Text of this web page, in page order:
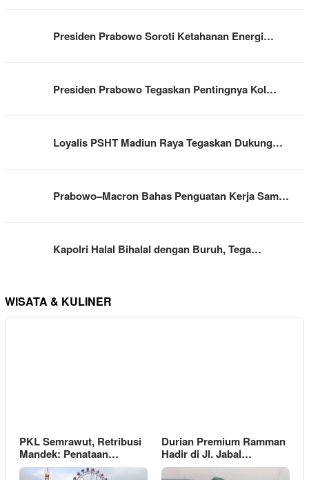
Presiden Prabowo Soroti Ketahanan Energi…
Presiden Prabowo Tegaskan Pentingnya Kol…
Loyalis PSHT Madiun Raya Tegaskan Dukung…
Prabowo–Macron Bahas Penguatan Kerja Sam…
Kapolri Halal Bihalal dengan Buruh, Tega…
WISATA & KULINER
PKL Semrawut, Retribusi
Mandek: Penataan…
Durian Premium Ramman
Hadir di Jl. Jabal…